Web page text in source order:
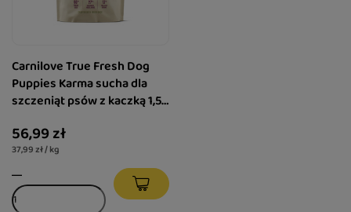
Carnilove True Fresh Dog
Puppies Karma sucha dla
szczeniąt psów z kaczką 1,5
56,99 zł
37,99 zł / kg